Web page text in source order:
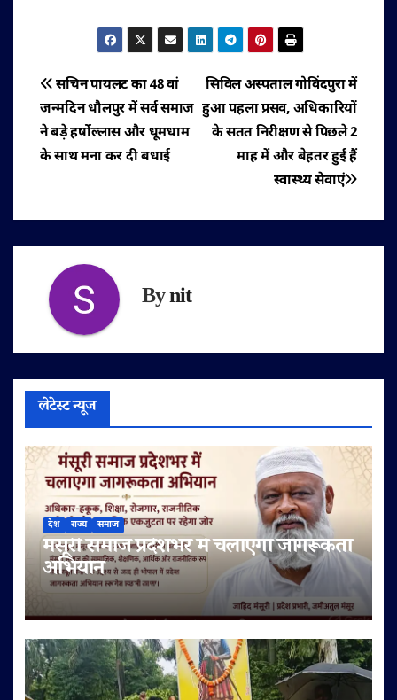
पोस्ट
नेविगेशन
सिविल अस्पताल गोविंदपुरा में
हुआ पहला प्रसव, अधिकारियों
के सतत निरीक्षण से पिछले 2
माह में और बेहतर हुईं हैं
स्वास्थ्य सेवाएं
सचिन पायलट का 48 वां
जन्मदिन धौलपुर में सर्व समाज
ने बड़े हर्षोल्लास और धूमधाम
के साथ मना कर दी बधाई
Bynit
लेटेस्ट न्यूज
देश राज्य समाज
मंसूरी समाज प्रदेशभर में चलाएगा जागरूकता
अभियान